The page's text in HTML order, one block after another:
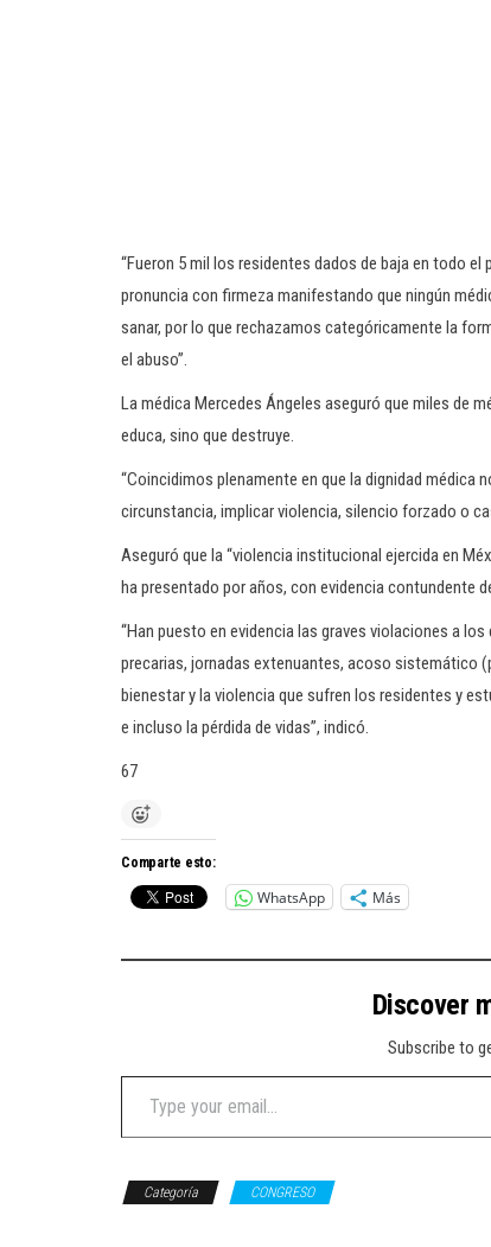
“Fueron 5 mil los residentes dados de baja en todo
pronuncia con firmeza manifestando que ningún
sanar, por lo que rechazamos categóricamente la
el abuso”.
La médica Mercedes Ángeles aseguró que miles de
educa, sino que destruye.
“Coincidimos plenamente en que la dignidad médica
circunstancia, implicar violencia, silencio forzado o
Aseguró que la “violencia institucional ejercida en
ha presentado por años, con evidencia contundente
“Han puesto en evidencia las graves violaciones a
precarias, jornadas extenuantes, acoso sistemático
bienestar y la violencia que sufren los residentes y
e incluso la pérdida de vidas”, indicó.
67
Comparte esto:
WhatsApp Más
Discover
Subscribe to
Type your email…
Categoría CONGRESO